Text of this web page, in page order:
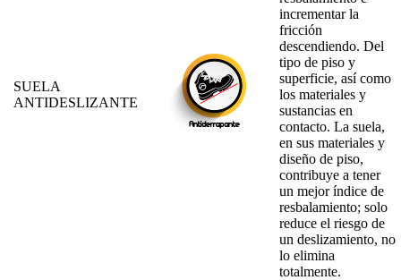
SUELA
ANTIDESLIZANTE
incrementar la
fricción
descendiendo. Del
tipo de piso y
superficie, así como
los materiales y
sustancias en
contacto. La suela,
en sus materiales y
diseño de piso,
contribuye a tener
un mejor índice de
resbalamiento; solo
reduce el riesgo de
un deslizamiento, no
lo elimina
totalmente.